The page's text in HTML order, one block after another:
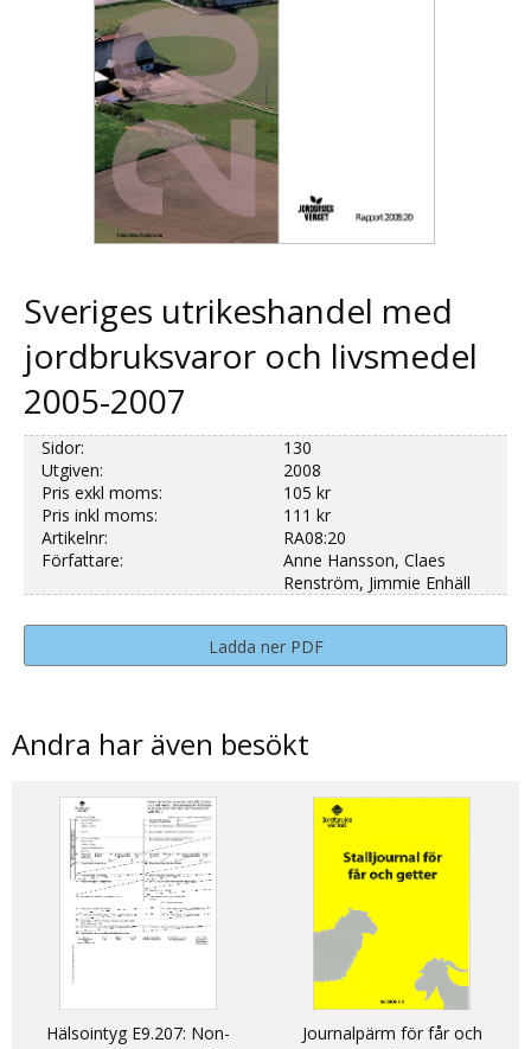
Sveriges utrikeshandel med
jordbruksvaror och livsmedel
2005-2007
Ladda ner PDF
Sidor:
130
Utgiven:
2008
Pris exkl moms:
105 kr
Pris inkl moms:
111 kr
Artikelnr:
RA08:20
Författare:
Anne Hansson, Claes
Renström, Jimmie Enhäll
Andra har även besökt
Hälsointyg E9.207: Non-
Journalpärm för får och